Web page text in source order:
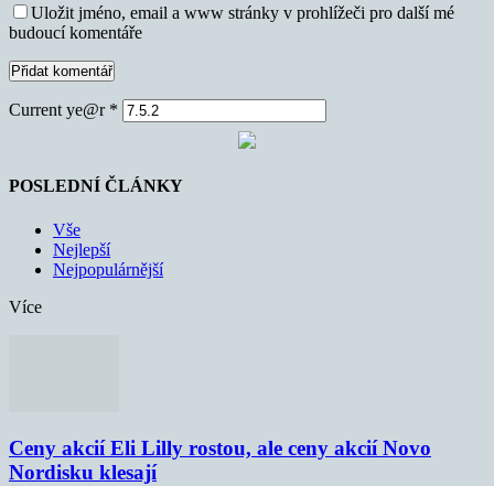
Uložit jméno, email a www stránky v prohlížeči pro další mé
budoucí komentáře
Current ye@r *
POSLEDNÍ ČLÁNKY
Vše
Nejlepší
Nejpopulárnější
Více
Ceny akcií Eli Lilly rostou, ale ceny akcií Novo
Nordisku klesají